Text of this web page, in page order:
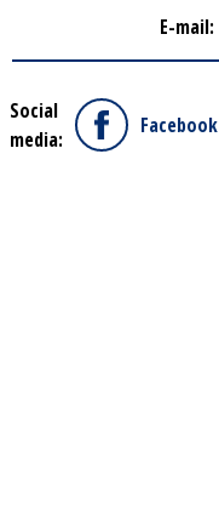
E-mail:
Social
media:
Facebook